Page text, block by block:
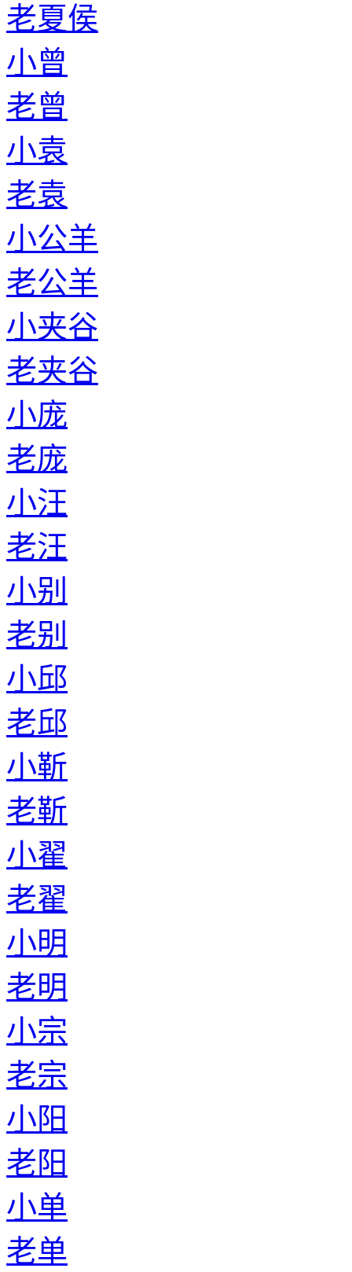
老夏侯
小曾
老曾
小袁
老袁
小公羊
老公羊
小夹谷
老夹谷
小庞
老庞
小汪
老汪
小别
老别
小邱
老邱
小靳
老靳
小翟
老翟
小明
老明
小宗
老宗
小阳
老阳
小单
老单